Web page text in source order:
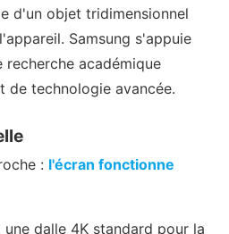
d'un objet tridimensionnel
Samsung s'appuie
recherche académique
de technologie avancée.
: l'écran fonctionne
dalle 4K standard pour la